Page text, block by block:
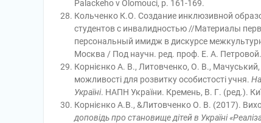
Palackeho v Olomouci, p. 161-169.
Кольченко К.О. Создание инклюзивной
студентов с инвалидностью //Материалы
персональный имидж в дискурсе
Москва / Под научн. ред. проф. Е. А.
Корнієнко А. В., Литовченко, О. В.,
можливості для розвитку особистості учня.
Україні. НАПН України. Кремень, В. Г. (ред.).
Корнієнко А.В., &Литовченко О. В. (2017).
доповідь про становище дітей в Україні